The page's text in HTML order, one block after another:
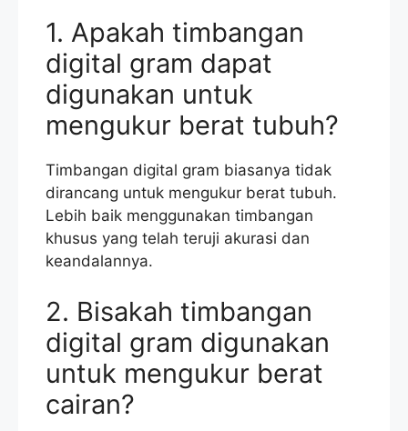
1. Apakah timbangan
digital gram dapat
digunakan untuk
mengukur berat tubuh?
Timbangan digital gram biasanya tidak
dirancang untuk mengukur berat tubuh.
Lebih baik menggunakan timbangan
khusus yang telah teruji akurasi dan
keandalannya.
2. Bisakah timbangan
digital gram digunakan
untuk mengukur berat
cairan?